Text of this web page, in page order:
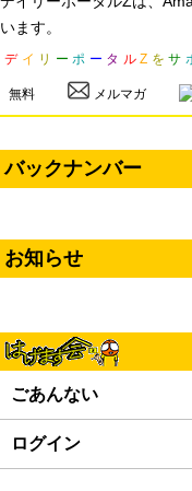
います。
デ イ リ ー ポ ー タ ル Z を サ
無料 メルマガ
バックナンバー
お知らせ
ごあんない
ログイン